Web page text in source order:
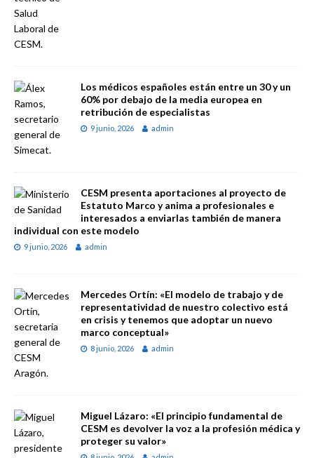
Los médicos españoles están entre un 30 y un
60% por debajo de la media europea en
retribución de especialistas
9 junio, 2026 admin
CESM presenta aportaciones al proyecto de
Estatuto Marco y anima a profesionales e
interesados a enviarlas también de manera
individual con este modelo
9 junio, 2026 admin
Mercedes Ortín: «El modelo de trabajo y de
representatividad de nuestro colectivo está
en crisis y tenemos que adoptar un nuevo
marco conceptual»
8 junio, 2026 admin
Miguel Lázaro: «El principio fundamental de
CESM es devolver la voz a la profesión médica y
proteger su valor»